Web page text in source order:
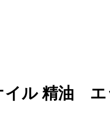
ル 精油 エ